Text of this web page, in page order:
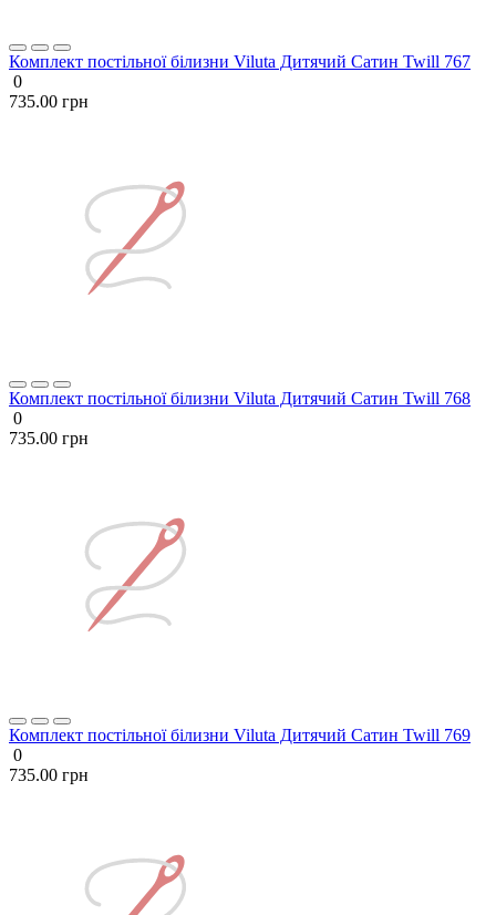
Комплект постільної білизни Viluta Дитячий Сатин Twill 767
0
735.00 грн
Комплект постільної білизни Viluta Дитячий Сатин Twill 768
0
735.00 грн
Комплект постільної білизни Viluta Дитячий Сатин Twill 769
0
735.00 грн